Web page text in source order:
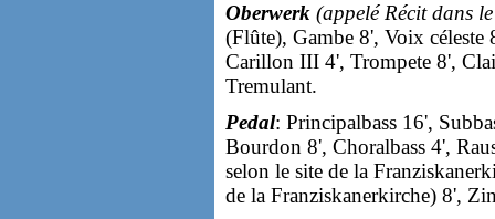
Oberwerk (appelé Récit dans
(Flûte), Gambe 8', Voix
Carillon III 4', Trompete 8',
Tremulant.
Pedal: Principalbass 16',
Bourdon 8', Choralbass 4',
selon le site de la
de la Franziskanerkirche) 8',